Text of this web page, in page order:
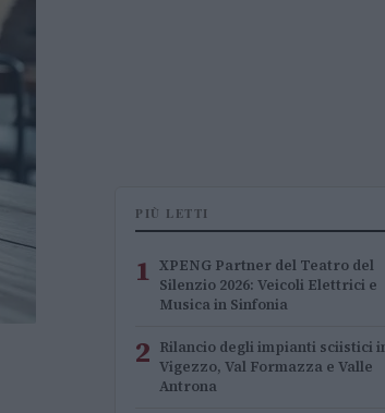
PIÙ LETTI
1 XPENG Partner del Teatro del
Silenzio 2026: Veicoli Elettrici e
Musica in Sinfonia
2 Rilancio degli impianti sciistici
Vigezzo, Val Formazza e Valle
Antrona